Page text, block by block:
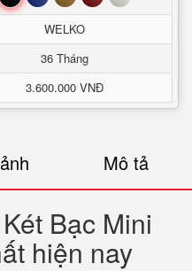
WELKO
36 Tháng
3.600.000 VNĐ
Mô tả
Bạc Mini
hiện nay